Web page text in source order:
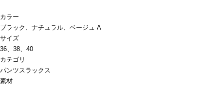
カラー
ブラック、ナチュラル、ベージュ A
サイズ
36、38、40
カテゴリ
パンツスラックス
素材